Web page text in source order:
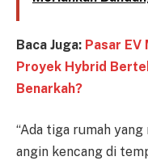
Baca Juga: Pasar EV
Proyek Hybrid
Benarkah?
“Ada tiga rumah
angin kencang di